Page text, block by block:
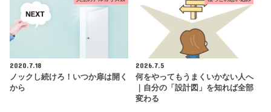
2020.7.18
ノックし続けろ！いつか扉は開く
から
2026.7.5
何をやってもうまくいかない人へ
｜自分の「設計図」を知れば全部
変わる